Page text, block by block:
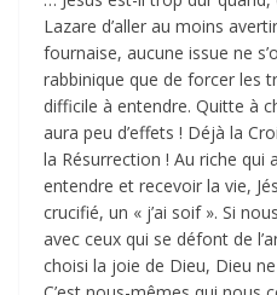
Lazare d’aller au moins
fournaise, aucune issue ne
rabbinique que de forcer les
difficile à entendre. Quitte à
aura peu d’effets ! Déjà la
la Résurrection ! Au riche qui
entendre et recevoir la vie,
crucifié, un « j’ai soif ». Si
avec ceux qui se défont de
choisi la joie de Dieu, Dieu